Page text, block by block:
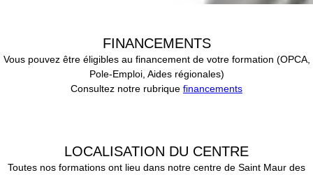
FINANCEMENTS
Vous pouvez être éligibles au financement de votre formation (OPCA,
Pole-Emploi, Aides régionales)
Consultez notre rubrique financements
LOCALISATION DU CENTRE
Toutes nos formations ont lieu dans notre centre de Saint Maur des